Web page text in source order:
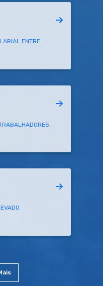
ENTRE